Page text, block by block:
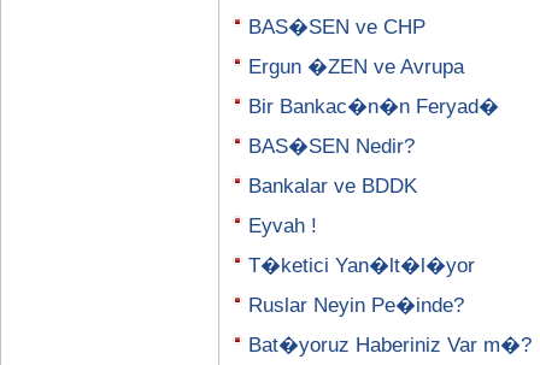
BAS�SEN ve CHP
Ergun �ZEN ve Avrupa
Bir Bankac�n�n Feryad�
BAS�SEN Nedir?
Bankalar ve BDDK
Eyvah !
T�ketici Yan�lt�l�yor
Ruslar Neyin Pe�inde?
Bat�yoruz Haberiniz Var m�?